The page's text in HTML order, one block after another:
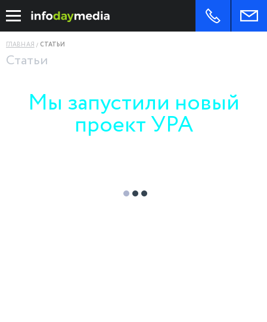
ГЛАВНАЯ СТАТЬИ
Статьи
Мы запустили новый
проект УРА